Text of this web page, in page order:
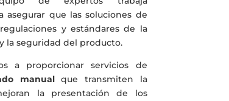
que las soluciones de
y estándares de la
la seguridad del producto.
a proporcionar servicios de
manualque transmiten la
la presentación de los